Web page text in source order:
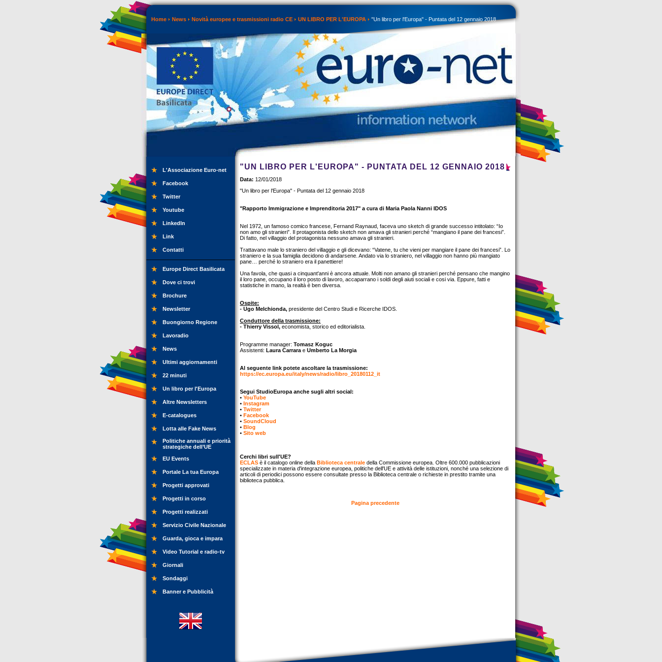
Home News Novità europee e trasmissioni radio CE UN LIBRO PER L'EUROPA "Un libro per l'Europa" - Puntata del 12 gennaio 2018
L'Associazione Euro-net
Facebook
Twitter
Youtube
LinkedIn
Link
Contatti
Europe Direct Basilicata
Dove ci trovi
Brochure
Newsletter
Buongiorno Regione
Lavoradio
News
Ultimi aggiornamenti
22 minuti
Un libro per l'Europa
Altre Newsletters
E-catalogues
Lotta alle Fake News
Politiche annuali e priorità
strategiche dell’UE
EU Events
Portale La tua Europa
Progetti approvati
Progetti in corso
Progetti realizzati
Servizio Civile Nazionale
Guarda, gioca e impara
Video Tutorial e radio-tv
Giornali
Sondaggi
Banner e Pubblicità
"UN LIBRO PER L'EUROPA" - PUNTATA DEL 12 GENNAIO 2018
Data: 12/01/2018
"Un libro per l'Europa" - Puntata del 12 gennaio 2018
"Rapporto Immigrazione e Imprenditoria 2017" a cura di Maria Paola Nanni IDOS
Nel 1972, un famoso comico francese, Fernand Raynaud, faceva uno sketch di grande successo intitolato: “Io
non amo gli stranieri”. Il protagonista dello sketch non amava gli stranieri perché “mangiano il pane dei francesi”.
Di fatto, nel villaggio del protagonista nessuno amava gli stranieri.
Trattavano male lo straniero del villaggio e gli dicevano: “Vatene, tu che vieni per mangiare il pane dei francesi”. Lo
straniero e la sua famiglia decidono di andarsene. Andato via lo straniero, nel villaggio non hanno più mangiato
pane… perché lo straniero era il panettiere!
Una favola, che quasi a cinquant'anni è ancora attuale. Molti non amano gli stranieri perché pensano che mangino
il loro pane, occupano il loro posto di lavoro, accaparrano i soldi degli aiuti sociali e cosi via. Eppure, fatti e
statistiche in mano, la realtà è ben diversa.
Ospite:
- Ugo Melchionda, presidente del Centro Studi e Ricerche IDOS.
Conduttore della trasmissione:
- Thierry Vissol, economista, storico ed editorialista.
Programme manager: Tomasz Koguc
Assistenti: Laura Carrara e Umberto La Morgia
Al seguente link potete ascoltare la trasmissione:
https://ec.europa.eu/italy/news/radio/libro_20180112_it
Segui StudioEuropa anche sugli altri social:
• YouTube
• Instagram
• Twitter
• Facebook
• SoundCloud
• Blog
• Sito web
Cerchi libri sull'UE?
ECLAS è il catalogo online della Biblioteca centrale della Commissione europea. Oltre 600.000 pubblicazioni
specializzate in materia d'integrazione europea, politiche dell'UE e attività delle istituzioni, nonché una selezione di
articoli di periodici possono essere consultate presso la Biblioteca centrale o richieste in prestito tramite una
biblioteca pubblica.
Pagina precedente